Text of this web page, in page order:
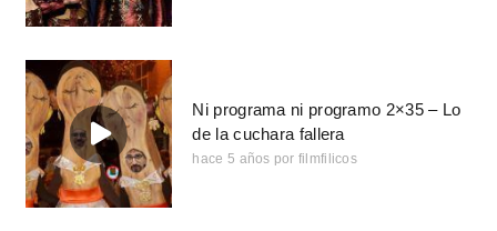
Ni programa ni programo 2×35 – Lo
de la cuchara fallera
hace 5 años por filmfilicos